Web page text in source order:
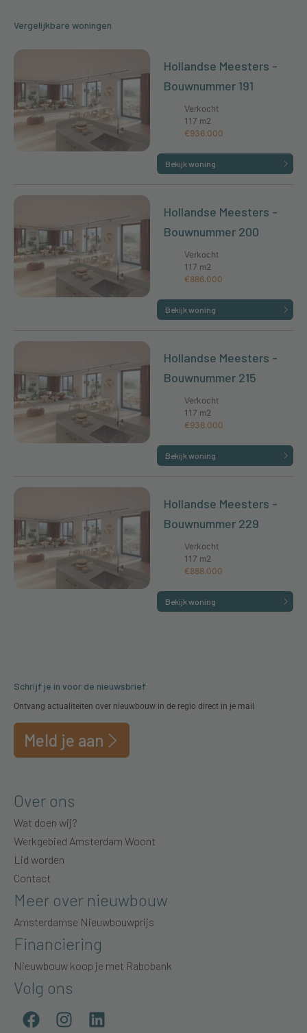
Vergelijkbare woningen
Hollandse Meesters -
Bouwnummer 191
Verkocht
117 m2
€936.000
Bekijk woning
Hollandse Meesters -
Bouwnummer 200
Verkocht
117 m2
€886.000
Bekijk woning
Hollandse Meesters -
Bouwnummer 215
Verkocht
117 m2
€938.000
Bekijk woning
Hollandse Meesters -
Bouwnummer 229
Verkocht
117 m2
€888.000
Bekijk woning
Schrijf je in voor de nieuwsbrief
Ontvang actualiteiten over nieuwbouw in de regio direct in je mail
Meld je aan
Over ons
Wat doen wij?
Werkgebied Amsterdam Woont
Lid worden
Contact
Meer over nieuwbouw
Amsterdamse Nieuwbouwprijs
Financiering
Nieuwbouw koop je met Rabobank
Volg ons